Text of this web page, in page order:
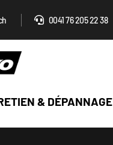
0041 76 205 22 38
& DÉPANNAGE